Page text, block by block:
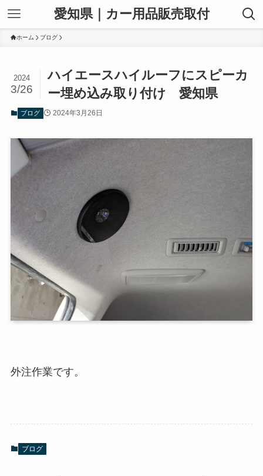
愛知県｜カー用品販売取付
ホーム ブログ
ハイエースハイルーフにスピーカ
ー埋め込み取り付け 愛知県
2024
3/26
ブログ 2024年3月26日
外注作業です。
ブログ